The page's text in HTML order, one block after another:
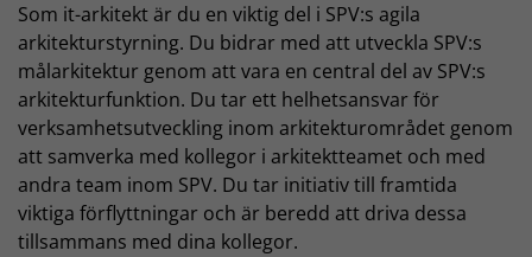
Som it-arkitekt är du en viktig del i SPV:s agila
arkitekturstyrning. Du bidrar med att utveckla SPV:s
målarkitektur genom att vara en central del av SPV:s
arkitekturfunktion. Du tar ett helhetsansvar för
verksamhetsutveckling inom arkitekturområdet genom
att samverka med kollegor i arkitektteamet och med
andra team inom SPV. Du tar initiativ till framtida
viktiga förflyttningar och är beredd att driva dessa
tillsammans med dina kollegor.